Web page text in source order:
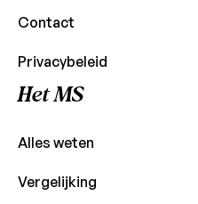
Contact
Privacybeleid
Het MS
Alles weten
Vergelijking